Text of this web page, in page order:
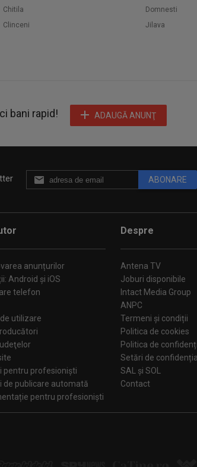
Chitila
Clinceni
Domnesti
Jilava
bani rapid! ADAUGĂ ANUNŢ
ABONARE
anunțurilor
Android și iOS
telefon
utilizare
pentru profesioniști
de publicare automată
pentru profesioniști
Despre
Antena TV
Joburi disponibile
Intact Media Group
ANPC
Termeni și condiții
Politica de cookies
Politica de
Setări de
SAL și SOL
Contact